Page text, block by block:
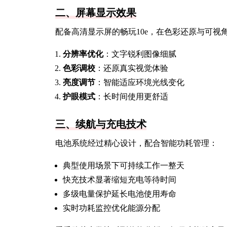
二、屏幕显示效果
配备高清显示屏的畅玩10e，在色彩还原与可视
分辨率优化：文字锐利图像细腻
色彩调校 ：还原真实视觉体验
亮度调节 ：智能适应环境光线变化
护眼模式 ：长时间使用更舒适
三、续航与充电技术
电池系统经过精心设计，配合智能功耗管理：
典型使用场景下可持续工作一整天
快充技术显著缩短充电等待时间
多级电量保护延长电池使用寿命
实时功耗监控优化能源分配